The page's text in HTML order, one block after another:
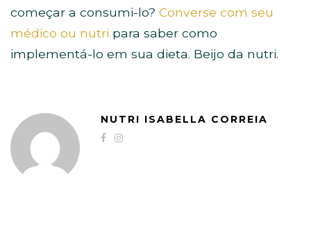
começar a consumi-lo? Converse com seu
médico ou nutri para saber como
implementá-lo em sua dieta. Beijo da nutri.
NUTRI ISABELLA CORREIA